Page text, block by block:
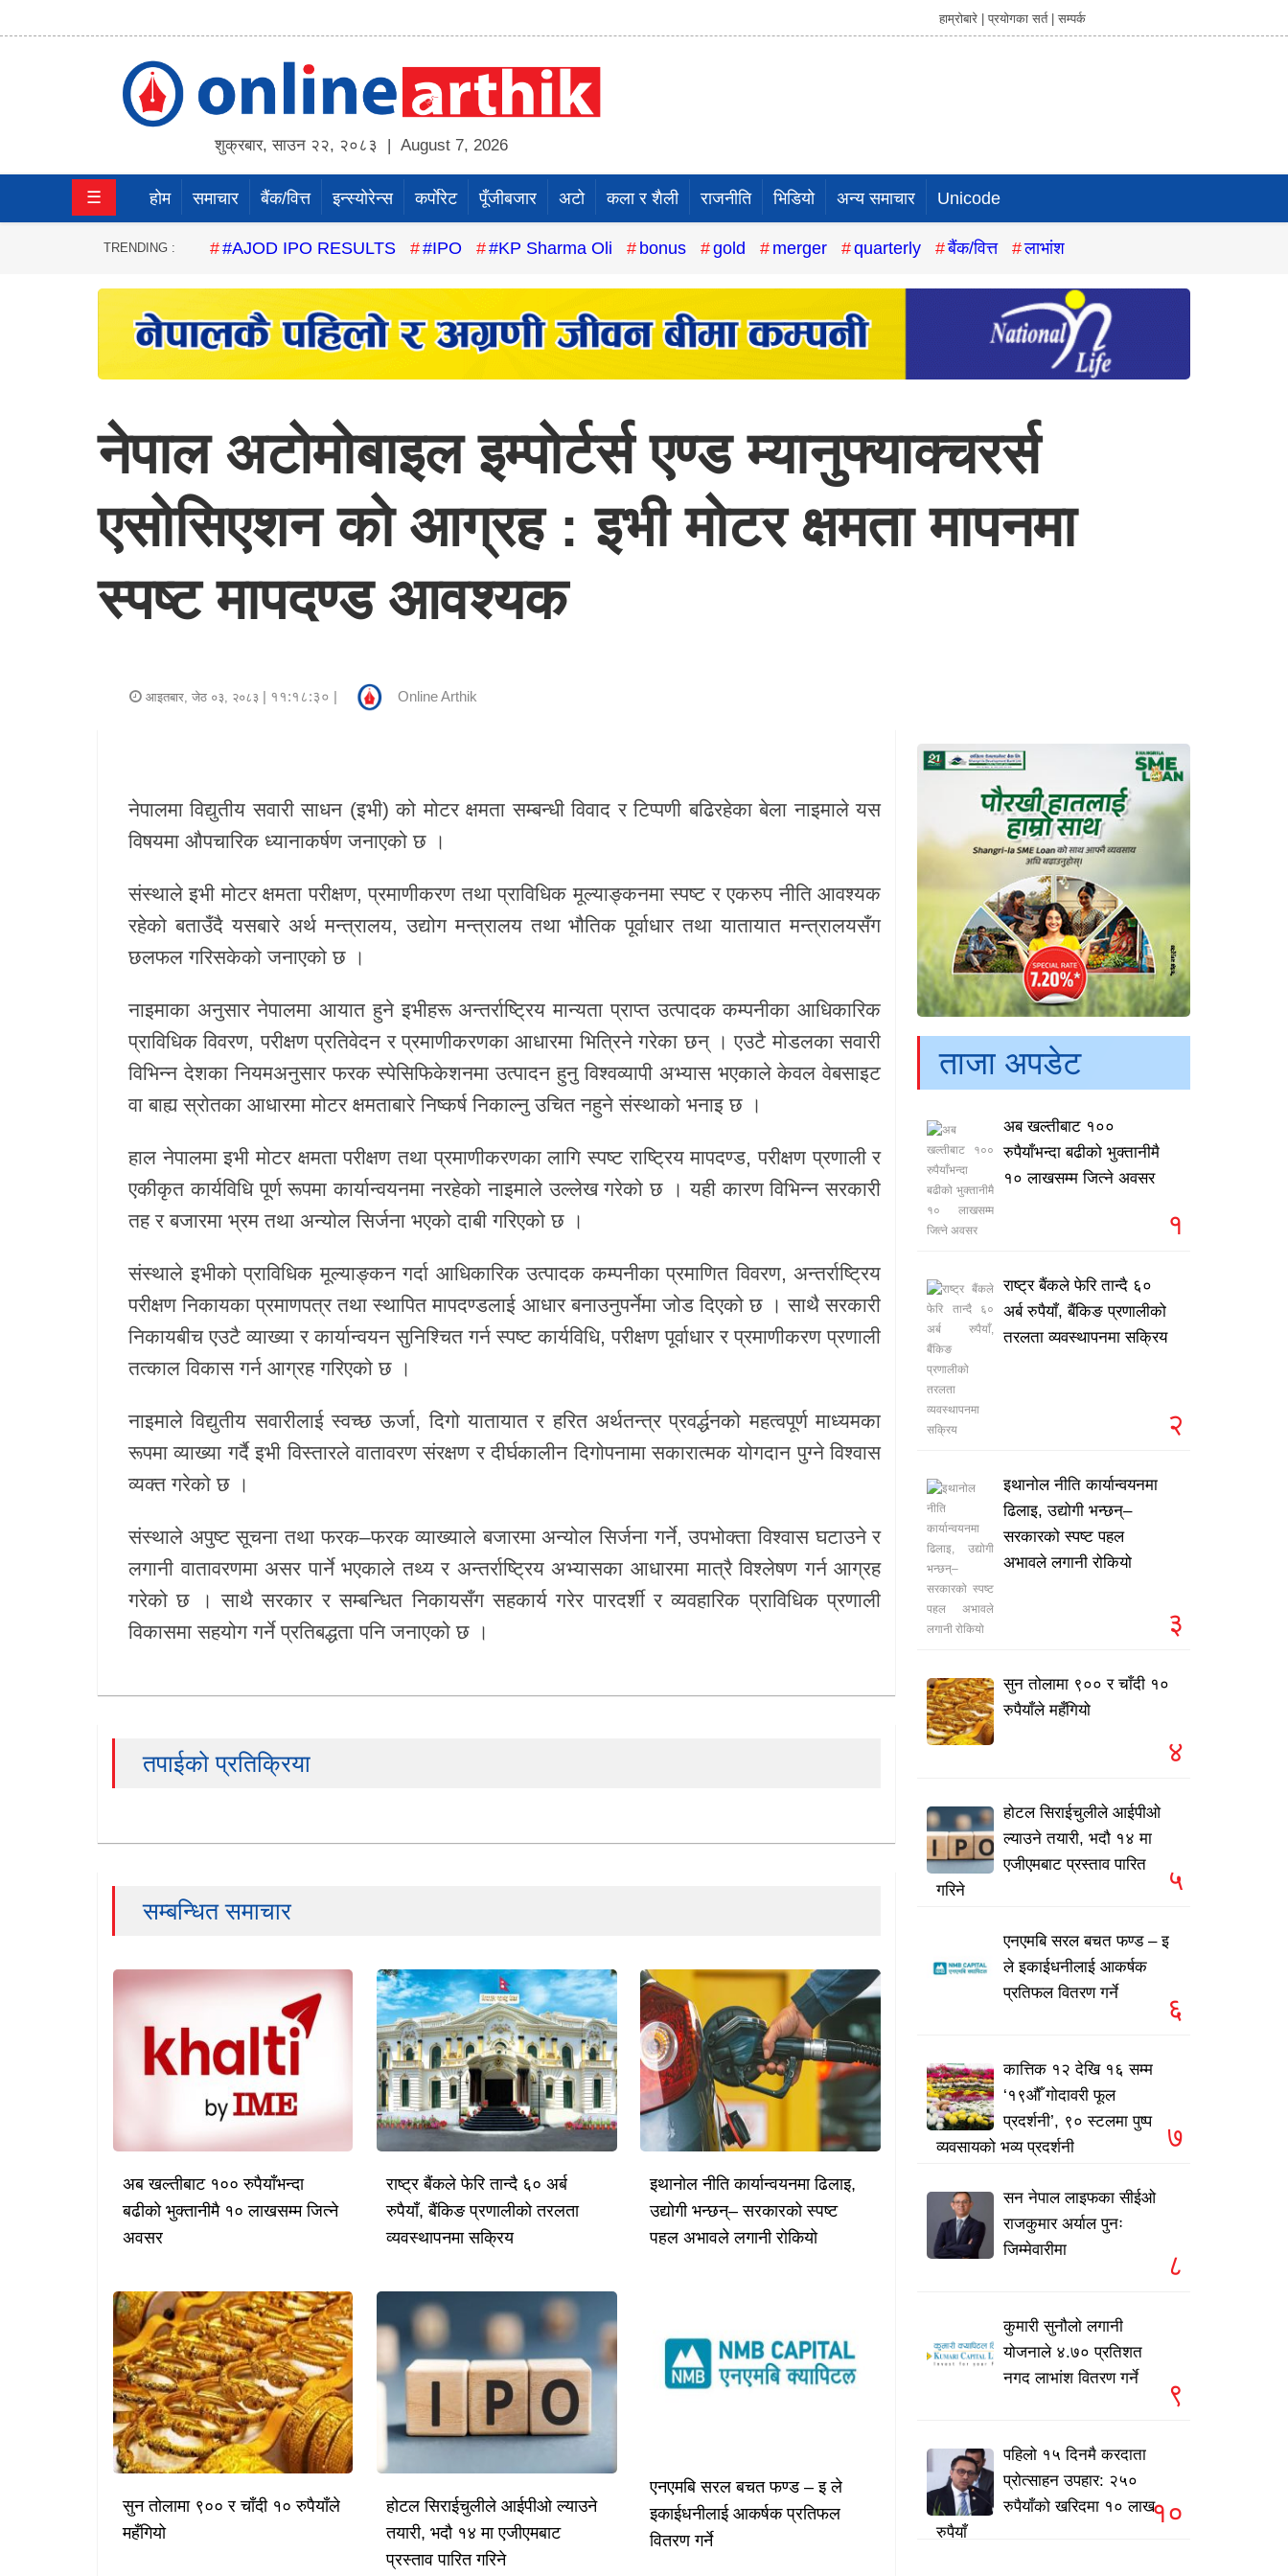
हाम्रोबारे | प्रयोगका सर्त | सम्पर्क
शुक्रबार,साउन २२, २०८३ | August 7, 2026
बैंक/
☰ होम समाचार बैंक/वित्त इन्स्योरेन्स कर्पाेरेट पूँजीबजार अटो कला र शैली राजनीति भिडियो अन्य समाचार Unicode
TRENDING : #AJOD IPO RESULTS #IPO #KP Sharma Oli bonus gold merger quarterly बैंक/वित्त लाभांश
नेपाल अटोमोबाइल इम्पोर्टर्स एण्ड म्यानुफ्याक्चरर्स
एसोसिएशन को आग्रह : इभी मोटर क्षमता मापनमा
स्पष्ट मापदण्ड आवश्यक
आइतबार, जेठ ०३, २०८३ | ११:१८:३० | Online Arthik
नेपालमा विद्युतीय सवारी साधन (इभी) को मोटर क्षमता सम्बन्धी विवाद र टिप्पणी बढिरहेका बेला नाइमाले यस
विषयमा औपचारिक ध्यानाकर्षण जनाएको छ ।
संस्थाले इभी मोटर क्षमता परीक्षण, प्रमाणीकरण तथा प्राविधिक मूल्याङ्कनमा स्पष्ट र एकरुप नीति आवश्यक
रहेको बताउँदै यसबारे अर्थ मन्त्रालय, उद्योग मन्त्रालय तथा भौतिक पूर्वाधार तथा यातायात मन्त्रालयसँग
छलफल गरिसकेको जनाएको छ ।
नाइमाका अनुसार नेपालमा आयात हुने इभीहरू अन्तर्राष्ट्रिय मान्यता प्राप्त उत्पादक कम्पनीका आधिकारिक
प्राविधिक विवरण, परीक्षण प्रतिवेदन र प्रमाणीकरणका आधारमा भित्रिने गरेका छन् । एउटै मोडलका सवारी
विभिन्न देशका नियमअनुसार फरक स्पेसिफिकेशनमा उत्पादन हुनु विश्वव्यापी अभ्यास भएकाले केवल वेबसाइट
वा बाह्य स्रोतका आधारमा मोटर क्षमताबारे निष्कर्ष निकाल्नु उचित नहुने संस्थाको भनाइ छ ।
हाल नेपालमा इभी मोटर क्षमता परीक्षण तथा प्रमाणीकरणका लागि स्पष्ट राष्ट्रिय मापदण्ड, परीक्षण प्रणाली र
एकीकृत कार्यविधि पूर्ण रूपमा कार्यान्वयनमा नरहेको नाइमाले उल्लेख गरेको छ । यही कारण विभिन्न सरकारी
तह र बजारमा भ्रम तथा अन्योल सिर्जना भएको दाबी गरिएको छ ।
संस्थाले इभीको प्राविधिक मूल्याङ्कन गर्दा आधिकारिक उत्पादक कम्पनीका प्रमाणित विवरण, अन्तर्राष्ट्रिय
परीक्षण निकायका प्रमाणपत्र तथा स्थापित मापदण्डलाई आधार बनाउनुपर्नेमा जोड दिएको छ । साथै सरकारी
निकायबीच एउटै व्याख्या र कार्यान्वयन सुनिश्चित गर्न स्पष्ट कार्यविधि, परीक्षण पूर्वाधार र प्रमाणीकरण प्रणाली
तत्काल विकास गर्न आग्रह गरिएको छ ।
नाइमाले विद्युतीय सवारीलाई स्वच्छ ऊर्जा, दिगो यातायात र हरित अर्थतन्त्र प्रवर्द्धनको महत्वपूर्ण माध्यमका
रूपमा व्याख्या गर्दै इभी विस्तारले वातावरण संरक्षण र दीर्घकालीन दिगोपनामा सकारात्मक योगदान पुग्ने विश्वास
व्यक्त गरेको छ ।
संस्थाले अपुष्ट सूचना तथा फरक–फरक व्याख्याले बजारमा अन्योल सिर्जना गर्ने, उपभोक्ता विश्वास घटाउने र
लगानी वातावरणमा असर पार्ने भएकाले तथ्य र अन्तर्राष्ट्रिय अभ्यासका आधारमा मात्रै विश्लेषण गर्न आग्रह
गरेको छ । साथै सरकार र सम्बन्धित निकायसँग सहकार्य गरेर पारदर्शी र व्यवहारिक प्राविधिक प्रणाली
विकासमा सहयोग गर्ने प्रतिबद्धता पनि जनाएको छ ।
तपाईको प्रतिक्रिया
सम्बन्धित समाचार
अब खल्तीबाट १०० रुपैयाँभन्दा
बढीको भुक्तानीमै १० लाखसम्म जित्ने
अवसर
राष्ट्र बैंकले फेरि तान्दै ६० अर्ब
रुपैयाँ, बैंकिङ प्रणालीको तरलता
व्यवस्थापनमा सक्रिय
इथानोल नीति कार्यान्वयनमा ढिलाइ,
उद्योगी भन्छन्– सरकारको स्पष्ट
पहल अभावले लगानी रोकियो
सुन तोलामा ९०० र चाँदी १० रुपैयाँले
महँगियो
होटल सिराईचुलीले आईपीओ ल्याउने
तयारी, भदौ १४ मा एजीएमबाट
प्रस्ताव पारित गरिने
एनएमबि सरल बचत फण्ड – इ ले
इकाईधनीलाई आकर्षक प्रतिफल
वितरण गर्ने
ताजा अपडेट
अब खल्तीबाट १००
रुपैयाँभन्दा बढीको भुक्तानीमै
१० लाखसम्म जित्ने अवसर
१
राष्ट्र बैंकले फेरि तान्दै ६०
अर्ब रुपैयाँ, बैंकिङ प्रणालीको
तरलता व्यवस्थापनमा सक्रिय
२
इथानोल नीति कार्यान्वयनमा
ढिलाइ, उद्योगी भन्छन्–
सरकारको स्पष्ट पहल
अभावले लगानी रोकियो
३
सुन तोलामा ९०० र चाँदी १०
रुपैयाँले महँगियो
४
होटल सिराईचुलीले आईपीओ
ल्याउने तयारी, भदौ १४ मा
एजीएमबाट प्रस्ताव पारित
गरिने
५
एनएमबि सरल बचत फण्ड – इ
ले इकाईधनीलाई आकर्षक
प्रतिफल वितरण गर्ने
६
कात्तिक १२ देखि १६ सम्म
‘१९औँ गोदावरी फूल
प्रदर्शनी’, ९० स्टलमा पुष्प
व्यवसायको भव्य प्रदर्शनी
७
सन नेपाल लाइफका सीईओ
राजकुमार अर्याल पुनः
जिम्मेवारीमा
८
कुमारी सुनौलो लगानी
योजनाले ४.७० प्रतिशत
नगद लाभांश वितरण गर्ने
९
पहिलो १५ दिनमै करदाता
प्रोत्साहन उपहार: २५०
रुपैयाँको खरिदमा १० लाख
रुपैयाँ
१०